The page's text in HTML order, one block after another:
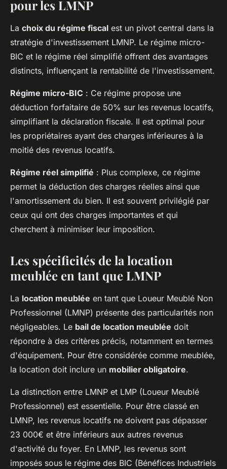
pour les LMNP
La choix du régime fiscal est un pivot central dans la
stratégie d'investissement LMNP. Le régime micro-
BIC et le régime réel simplifié offrent des avantages
distincts, influençant la rentabilité de l'investissement.
Régime micro-BIC : Ce régime propose une
déduction forfaitaire de 50% sur les revenus locatifs,
simplifiant la déclaration fiscale. Il est optimal pour
les propriétaires ayant des charges inférieures à la
moitié des revenus locatifs.
Régime réel simplifié : Plus complexe, ce régime
permet la déduction des charges réelles ainsi que
l'amortissement du bien. Il est souvent privilégié par
ceux qui ont des charges importantes et qui
cherchent à minimiser leur imposition.
Les spécificités de la location
meublée en tant que LMNP
La location meublée en tant que Loueur Meublé Non
Professionnel (LMNP) présente des particularités non
négligeables. Le bail de location meublée doit
répondre à des critères précis, notamment en termes
d'équipement. Pour être considérée comme meublée,
la location doit inclure un mobilier obligatoire.
La distinction entre LMNP et LMP (Loueur Meublé
Professionnel) est essentielle. Pour être classé en
LMNP, les revenus locatifs ne doivent pas dépasser
23 000€ et être inférieurs aux autres revenus
d'activité du foyer. En LMNP, les revenus sont
imposés sous le régime des BIC (Bénéfices Industriels